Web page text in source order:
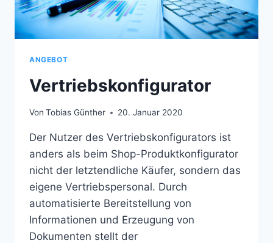
ANGEBOT
Vertriebskonfigurator
Von Tobias Günther 20. Januar 2020
Der Nutzer des Vertriebskonfigurators ist
anders als beim Shop-Produktkonfigurator
nicht der letztendliche Käufer, sondern das
eigene Vertriebspersonal. Durch
automatisierte Bereitstellung von
Informationen und Erzeugung von
Dokumenten stellt der